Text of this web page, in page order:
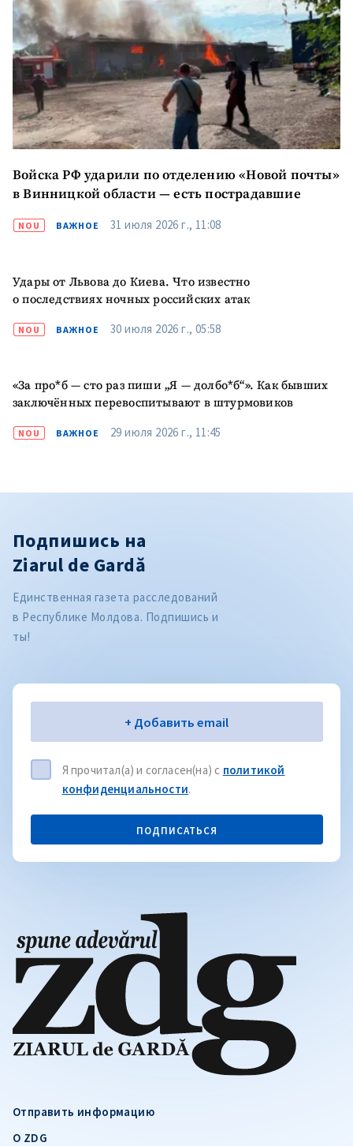
Войска РФ ударили по отделению «Новой почты»
в Винницкой области — есть пострадавшие
NOU ВАЖНОЕ 31 июля 2026 г., 11:08
Удары от Львова до Киева. Что известно
о последствиях ночных российских атак
NOU ВАЖНОЕ 30 июля 2026 г., 05:58
«За про*б — сто раз пиши „Я — долбо*б“». Как бывших
заключённых перевоспитывают в штурмовиков
NOU ВАЖНОЕ 29 июля 2026 г., 11:45
Отправить информацию
О ZDG
Подпишись на
Ziarul de Gardă
Единственная газета расследований
в Республике Молдова. Подпишись и
ты!
Электронная почта+ Добавить email
Я прочитал(а) и согласен(на) с политикой
конфиденциальности.
ПОДПИСАТЬСЯ